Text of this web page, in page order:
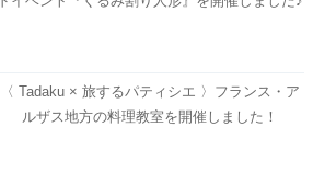
〈 Tadaku × 旅するパティシエ 〉フランス・ア
ルザス地方の料理教室を開催しました！